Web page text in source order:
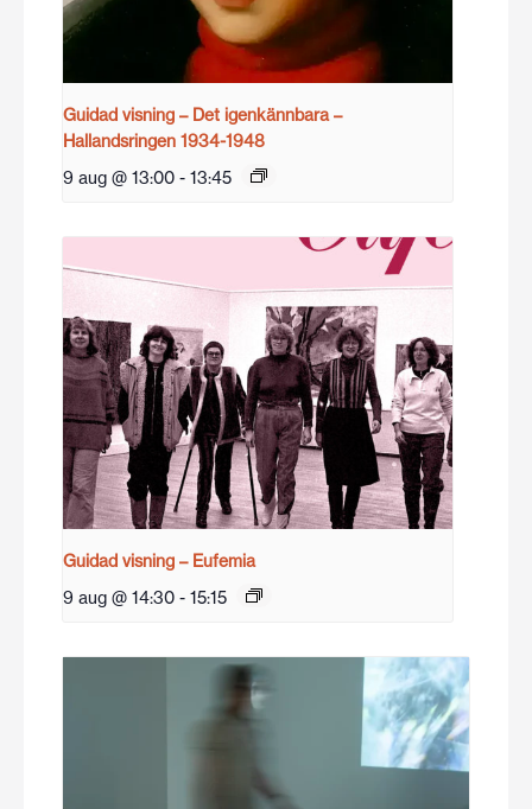
Guidad visning – Det igenkännbara –
Hallandsringen 1934-1948
9 aug @ 13:00 - 13:45
Guidad visning – Eufemia
9 aug @ 14:30 - 15:15